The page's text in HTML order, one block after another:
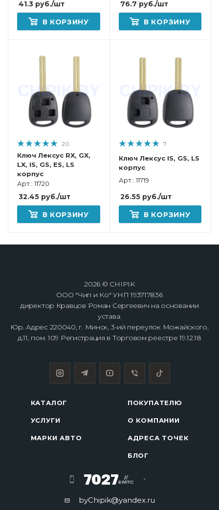
41.3 руб./шт
В КОРЗИНУ
76.7 руб./шт
В КОРЗИНУ
20
Ключ Лексус RX, GX,
LX, IS, GS, ES, LS
корпус
Арт.: 11720
32.45 руб./шт
В КОРЗИНУ
7
Ключ Лексус IS, GS, LS
корпус
Арт.: 11719
26.55руб./шт
В КОРЗИНУ
2026 © CHIPIK
ООО "Чип и Ко" УНП 193717836
директор Кравцов Роман Сергеевич на основании
устава.
Юр. Адрес 220040, г. Минск, 3-ий переулок Можайского,
д.11, пом. 109 Регистрация в Торговом реестре 19.12.18
КАТАЛОГ
УСЛУГИ
МАРКИ АВТО
ПОКУПАТЕЛЮ
О КОМПАНИИ
АДРЕСА ТОЧЕК
БЛОГ
7027
byChipik@yandex.ru